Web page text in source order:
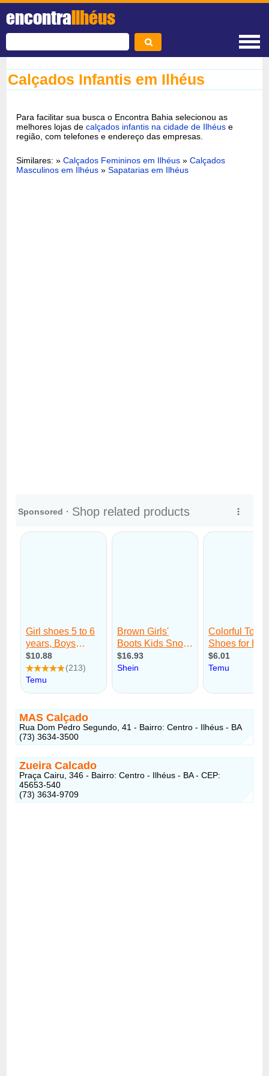
encontraIlhéus
Calçados Infantis em Ilhéus
Para facilitar sua busca o Encontra Bahia selecionou as
melhores lojas decalçados infantis na cidade de Ilhéus e
região, com telefones e endereço das empresas.
Similares: »Calçados Femininos em Ilhéus »Calçados
Masculinos em Ilhéus »Sapatarias em Ilhéus
MAS Calçado
Rua Dom Pedro Segundo, 41 - Bairro: Centro - Ilhéus - BA
(73) 3634-3500
Zueira Calcado
Praça Cairu, 346 - Bairro: Centro - Ilhéus - BA - CEP:
45653-540
(73) 3634-9709